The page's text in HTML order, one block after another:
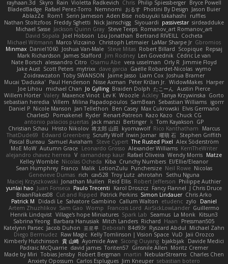
rayhaan.3d
Skyro Rain Violetta Radkevich Chris Philip Spiessberger Bryce Powell
BladedBadge Rafael Perez-Torro Nemnomi おるす Photini By Design Jason Buier
AblazZe Rom1 Serin Jameson Aden Bise nobuyuki takahashi
ruffles
Nathan Stoltzfoos Freddy Sghetti Nick Jainschigg Siyouardi passivestar sirdeadduke
Michael Sasse Jackson Quinn Gray Steve Teeps Romanov_art Romanov_art
David Sopala Joel Hobson Lou Jonathan Bertrand RIVEILL Cocheta
Michael Witmann Marco Vizcaino Christoph Letmaier LaMar Sharpe Jr Gbromios
Minmax Daniel1060 Joshua Van-Male Steve Mitas Robert Billard Scopique Repsaj
Mark Richardson James Stafford Jim Rodney Len Govednik Cédric Le van
Nate Borsch alessandro Citro Osamu Abe vera usselman Orly R Jimmie Floyd
Jake Aust Scott Peters mytrixx dave garcia Gaëlle Robardet-Nicolas wymo
Zoidrawzaton Toby SWANSON Jaime Jasso Liam Cox Joshua Bramer
Mucai 'Daduska' Paul Henderson Nisse Axman Peter Križan Jr. WidowMakes Harper
Joe Lihou
michael Chan Jo Gylling Braiden Dolph たこーん Austin Pierce
Willem Hörter Valery Maxence Vinot Lev K Woozle Ackley Tanya Krzywinska Gorto
sebastian heredia Villem Milina Papadopoulos SamBean Sebastian Williams igorrr
Daniel P Nicole Manson Jan Tellethon Ben Casey Max Cukrowski Elvis Germano
CharlesD
Pomakenel Ryder Renart-Patreon Kazo Kazo
Chuck CG
antonio palacios puertas jack manzi Bertinger k Tom Kayakson GP
Christian Schau
Hristo Nikolov 将太郎 山田 kyomawolf Rico Kanthatham
Marcus
ThatDude69
Edward Greenberg Scruffy Wolf Irwin Jomar 曜萌 石 Stephen Griffith
Pascal Bureau Samuel Avraham Steve Cypert The Rusted Pixel Alex Söderström
MoE MoW Autumn Grace Leonardo Grosso Alexander Williams KerriTheWriter
alejandro chavez herrera V ramandeep kaur Rafael Oliveira Wendy Morris Matze
Kelley Womble Nicolas Ocheda Kiba Crunchy Numbers El/Ellie/Eleanor
Sean Humphrey Franco Malik LotionZulu Punchersize Neil Rowe Nicolas
Genevieve Dumas rich cav528 Troy Lutz ahrotahn
Sethu Nguna
Maciej Krzyszkowski Jonathan Mullen Reid Ellis Robert Jefferson Philippe Authier
yunlai hao Juan Fonseca Paulo Trecenti Karol Droszcz Fancy Flannel J Chris Druce
BraanFlakes08 Cut and Ripped Patrick Perkins Simon Lindauer Chris Arko
Patrick M
Didadi Le Salvatore Gambino Callum Walton etudenc zylo
Daniel
Artem Zhuzhlikov Sam Gao Womp Francois Lord AirSickLowLander Guillermo
Henrik Lindqvist Village's hope Miniatures Spark Lab Seamus La Monk Kitsun3
Sabrina Yeong Barbara Hanusiak Mitch Landers Richard Haan
Pressman505
Katelynn Parsec Jacob Duhon 포로루 Deborah 84d93r Ryszard Abdul Michael Zahn
Diego Bermudez Raw Magic Kelly Tomlinson | Vision Space VuD Jaii Orozco
Kimberly Hutchinson 貴 山崎 Ayomide Awe Sicong Ouyang bjakbjak Davide Medici
Padraic McQuarrie david james Toriten57 Ginsnile Allen Moritz Cremer
Made by Miri Tobias Jensby Robert Bergman martin NebularStreams Charles Chen
Anxiety Opossum Carlos Esplugues Jim Kneuper sebastian botero